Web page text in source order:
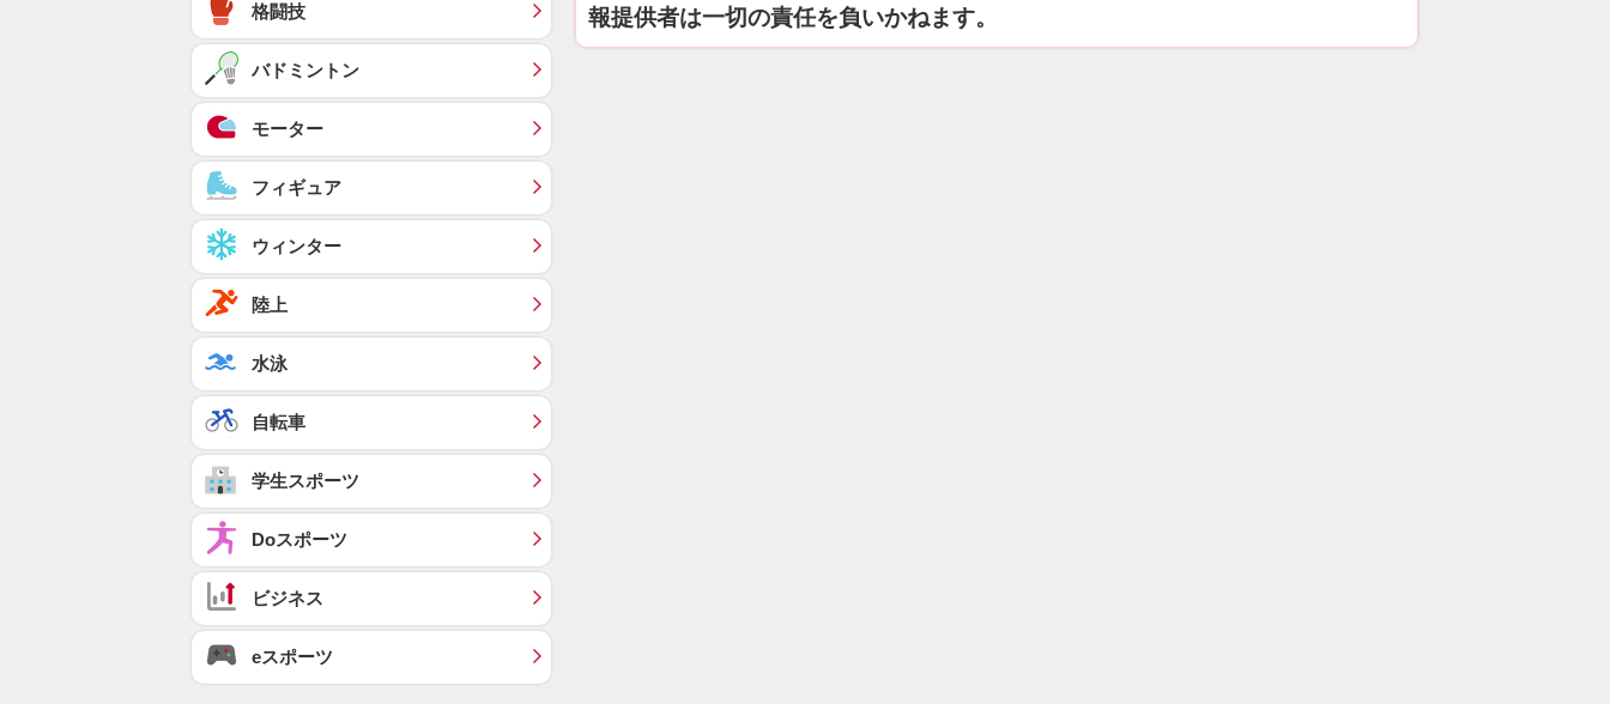
報提供者は一切の責任を負いかねます。
格闘技
バドミントン
モーター
フィギュア
ウィンター
陸上
水泳
自転車
学生スポーツ
Doスポーツ
ビジネス
eスポーツ